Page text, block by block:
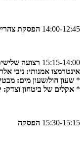
14:00-12:45 הפסקת
15:15-14:00 רצועה
אינטרמצו אמנותי: ניבי
* שעון חול/שעון מים:
* אקלים של ביטחון וצדק:
15:30-15:15 הפסקה